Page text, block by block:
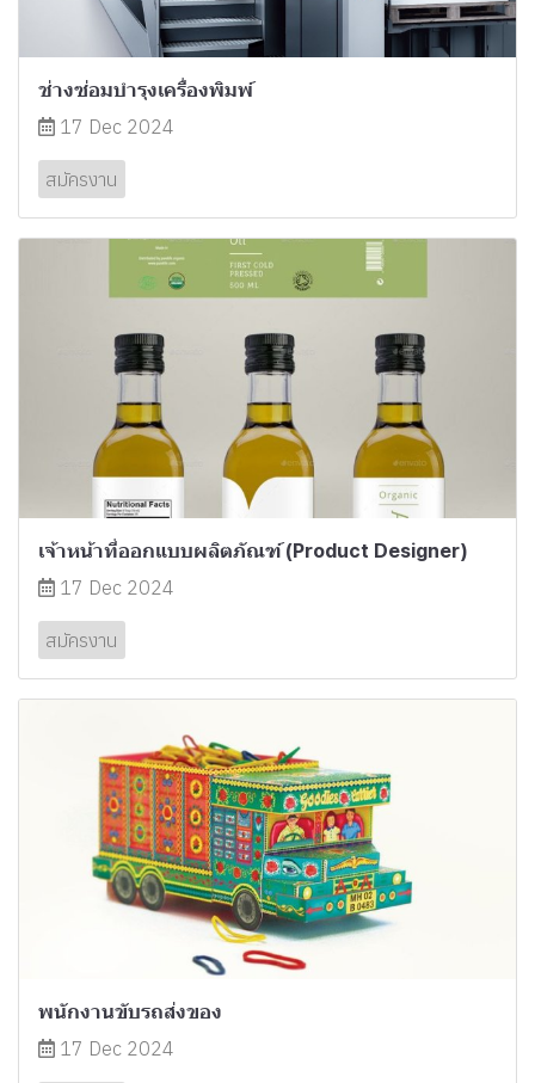
ช่างซ่อมบำรุงเครื่องพิมพ์
17 Dec 2024
สมัครงาน
เจ้าหน้าที่ออกแบบผลิตภัณฑ์ (Product Designer)
17 Dec 2024
สมัครงาน
พนักงานขับรถส่งของ
17 Dec 2024